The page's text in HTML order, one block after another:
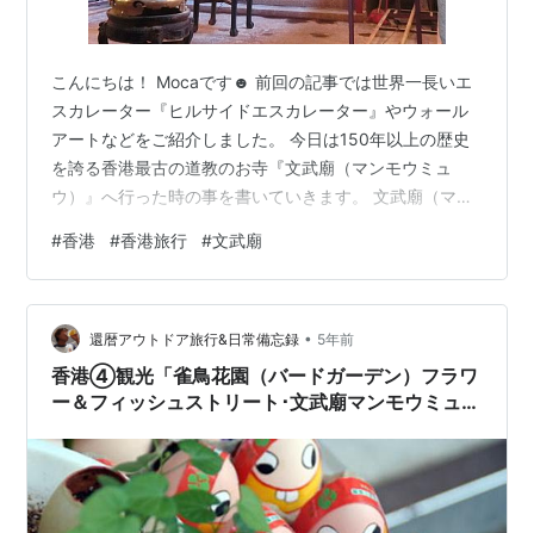
こんにちは！ Mocaです☻ 前回の記事では世界一長いエ
スカレーター『ヒルサイドエスカレーター』やウォール
アートなどをご紹介しました。 今日は150年以上の歴史
を誇る香港最古の道教のお寺『文武廟（マンモウミュ
ウ）』へ行った時の事を書いていきます。 文武廟（マン
場所 ウォールアートをめぐった後は『文武廟（マンモウ
ミュウ）』へ。 天井からぶら下がる渦巻く巨大なお線香
で有名なんです。 文武廟（マンモウミュウ）とは 文武廟
（マンモウミュウ）はMTR上環駅が最寄駅。 私たちは中
環駅で下車し散策しながら辿り着きました。 ここは文学
の神である文神と、三國…
#香港 #香港旅行 #文武廟
還暦アウトドア旅行&日常備忘録 • 5年前
香港④観光「雀鳥花園（バードガーデン）フラワ
ー＆フィッシュストリート･文武廟マンモウミュ
夜景」